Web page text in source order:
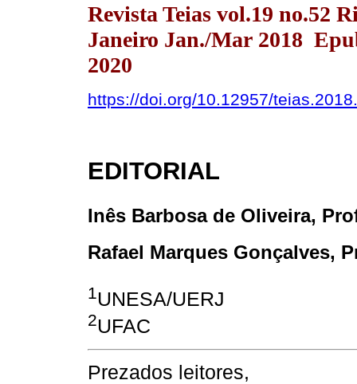
Revista Teias vol.19 no.52
Janeiro Jan./Mar 2018
2020
https://doi.org/10.12957/
EDITORIAL
Inês Barbosa de Oliveira,
Rafael Marques Gonçalves,
1UNESA/UERJ
2UFAC
Prezados leitores,